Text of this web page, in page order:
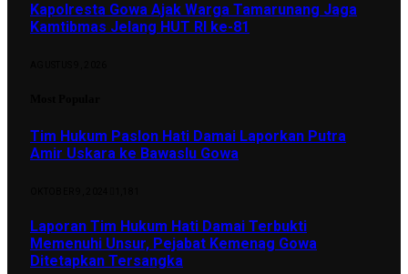
Kapolresta Gowa Ajak Warga Tamarunang Jaga
Kamtibmas Jelang HUT RI ke-81
Tim Hukum Paslon Hati Damai Laporkan Putra
Amir Uskara ke Bawaslu Gowa
Laporan Tim Hukum Hati Damai Terbukti
Memenuhi Unsur, Pejabat Kemenag Gowa
Ditetapkan Tersangka